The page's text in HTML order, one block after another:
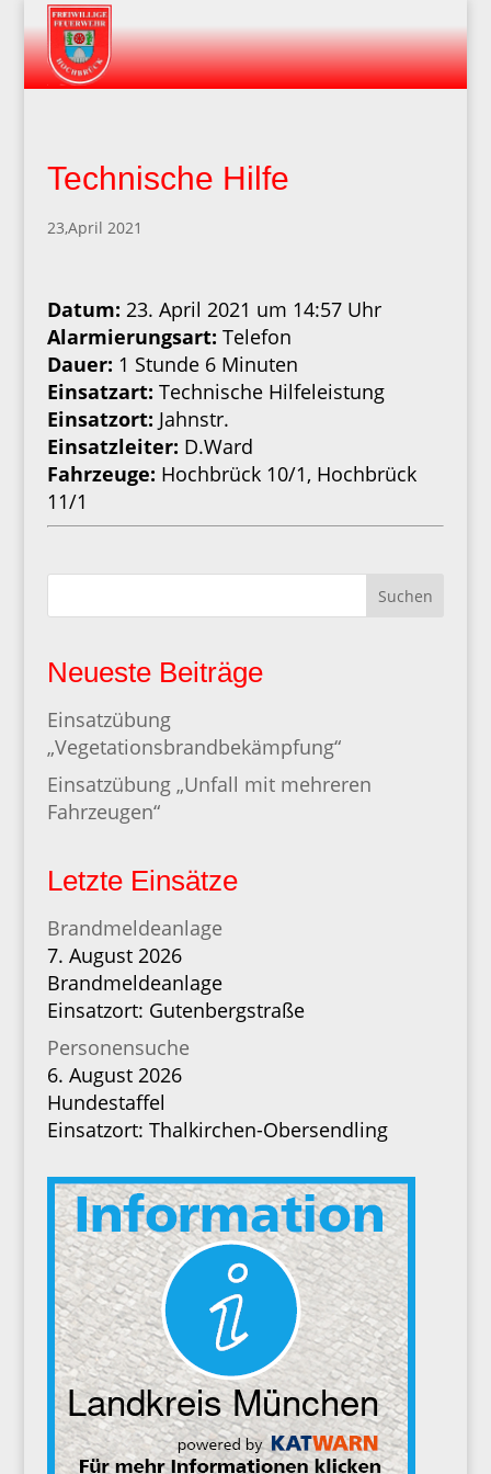
Technische Hilfe
23,April 2021
Datum: 23. April 2021 um 14:57 Uhr
Alarmierungsart: Telefon
Dauer: 1 Stunde 6 Minuten
Einsatzart: Technische Hilfeleistung
Einsatzort: Jahnstr.
Einsatzleiter: D.Ward
Fahrzeuge: Hochbrück 10/1, Hochbrück
11/1
Suchen
Neueste Beiträge
Einsatzübung
„Vegetationsbrandbekämpfung“
Einsatzübung „Unfall mit mehreren
Fahrzeugen“
Letzte Einsätze
Brandmeldeanlage
7. August 2026
Brandmeldeanlage
Einsatzort: Gutenbergstraße
Personensuche
6. August 2026
Hundestaffel
Einsatzort: Thalkirchen-Obersendling